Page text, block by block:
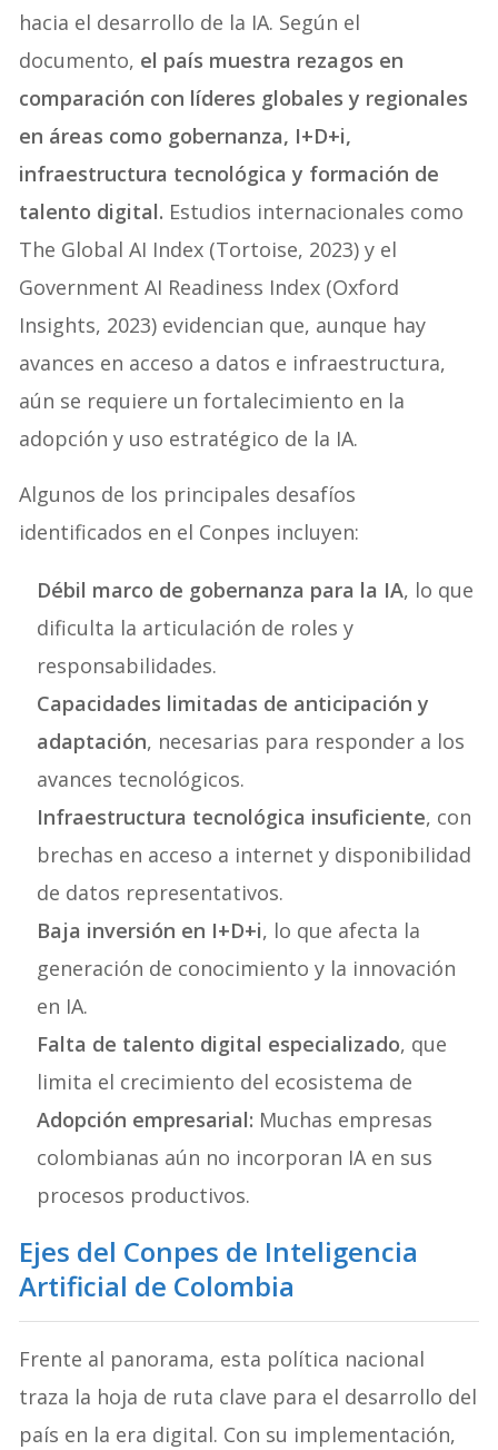
hacia el desarrollo de la IA. Según el
documento, el país muestra rezagos en
comparación con líderes globales y regionales
en áreas como gobernanza, I+D+i,
infraestructura tecnológica y formación de
talento digital. Estudios internacionales como
The Global AI Index (Tortoise, 2023) y el
Government AI Readiness Index (Oxford
Insights, 2023) evidencian que, aunque hay
avances en acceso a datos e infraestructura,
aún se requiere un fortalecimiento en la
adopción y uso estratégico de la IA.
Algunos de los principales desafíos
identificados en el Conpes incluyen:
Débil marco de gobernanza para la IA, lo que
dificulta la articulación de roles y
responsabilidades.
Capacidades limitadas de anticipación y
adaptación, necesarias para responder a los
avances tecnológicos.
Infraestructura tecnológica insuficiente, con
brechas en acceso a internet y disponibilidad
de datos representativos.
Baja inversión en I+D+i, lo que afecta la
generación de conocimiento y la innovación
en IA.
Falta de talento digital especializado, que
limita el crecimiento del ecosistema de
Adopción empresarial: Muchas empresas
colombianas aún no incorporan IA en sus
procesos productivos.
Ejes del Conpes de Inteligencia
Artificial de Colombia
Frente al panorama, esta política nacional
traza la hoja de ruta clave para el desarrollo del
país en la era digital. Con su implementación,